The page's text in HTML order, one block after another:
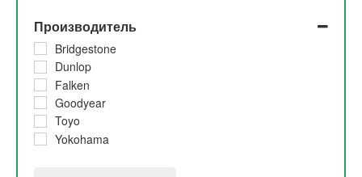
2020
2019
2018
2017
2015
До 5%
5% и 10%
5%
10% и 20%
10%
Производитель
Bridgestone
Dunlop
Falken
Goodyear
Toyo
Yokohama